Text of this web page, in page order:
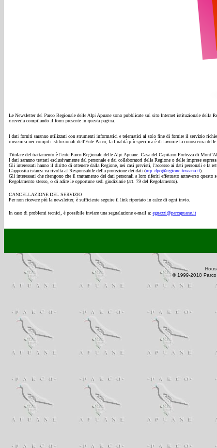
Le Newsletter del Parco Regionale delle Alpi Apuane sono pubblicate sul sito Internet istituzionale
riceverla compilando il form presente in questa pagina.
I dati forniti saranno utilizzati con strumenti informatici e telematici al solo fine di fornire il servizio
rinvenirsi nei compiti istituzionali dell'Ente Parco, la finalità più specifica è di favorire la conoscenza
Titolare del trattamento è l'ente Parco Regionale delle Alpi Apuane. Casa del Capitano Fortezza di
I dati saranno trattati esclusivamente dal personale e dai collaboratori della Regione o delle imprese
Gli interessati hanno il diritto di ottenere dalla Regione, nei casi previsti, l'accesso ai dati personali e la
L'apposita istanza va rivolta al Responsabile della protezione dei dati (urp_dpo@regione.toscana.it).
Gli interessati che ritengono che il trattamento dei dati personali a loro riferiti effettuato attraverso
Regolamento stesso, o di adire le opportune sedi giudiziarie (art. 79 del Regolamento).
CANCELLAZIONE DEL SERVIZIO
Per non ricevere più la newsletter, è sufficiente seguire il link riportato in calce di ogni invio.
In caso di problemi tecnici, è possibile inviare una segnalazione e-mail a: eguazzi@parcapuane.it
© 1999-2018